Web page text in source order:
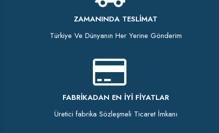
ZAMANINDA TESLIMAT
Türkiye Ve Dünyanın Her Yerine Gönderim
FABRIKADAN EN İYI FIYATLAR
Üretici fabrika Sözleşmeli Ticaret İmkanı